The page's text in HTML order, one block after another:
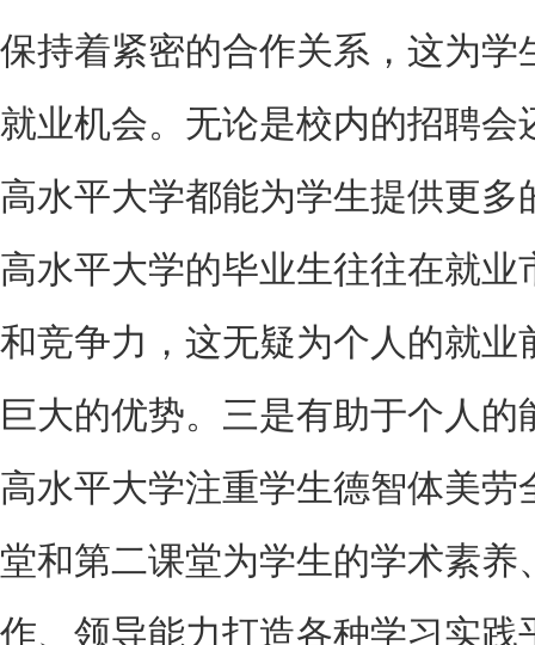
保持着紧密的合作关系，这为学
就业机会。无论是校内的招聘会
高水平大学都能为学生提供更多
高水平大学的毕业生往往在就业
和竞争力，这无疑为个人的就业
巨大的优势。三是有助于个人
高水平大学注重学生德智体美劳
堂和第二课堂为学生的学术素养
作、领导能力打造各种学习实践